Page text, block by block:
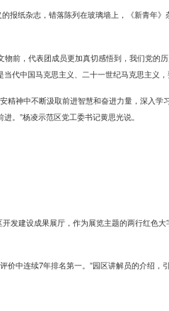
报纸杂志，错落陈列在玻璃墙上，《新青年》
前，代表团成员更加真切感悟到，我们党的
代中国马克思主义、二十一世纪马克思主义，
精神中不断汲取前进智慧和奋进力量，深入学
。”杨凌示范区党工委书记黄思光说。
发建设成果展厅，作为展览主题的两行红色
中连续7年排名第一。”园区讲解员的介绍，